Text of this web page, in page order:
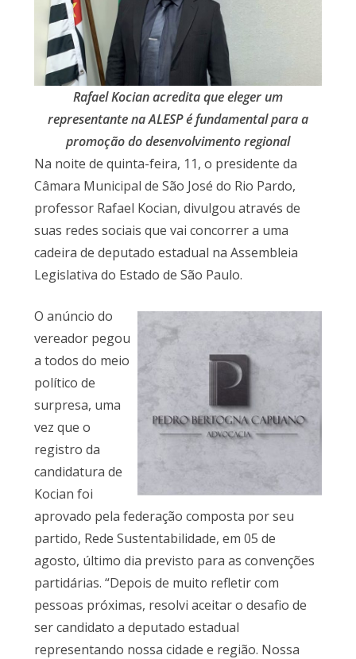
Rafael Kocian acredita que eleger um
representante na ALESP é fundamental para a
promoção do desenvolvimento regional
Na noite de quinta-feira, 11, o presidente da
Câmara Municipal de São José do Rio Pardo,
professor Rafael Kocian, divulgou através de
suas redes sociais que vai concorrer a uma
cadeira de deputado estadual na Assembleia
Legislativa do Estado de São Paulo.
O anúncio do
vereador pegou
a todos do meio
político de
surpresa, uma
vez que o
registro da
candidatura de
Kocian foi
aprovado pela federação composta por seu
partido, Rede Sustentabilidade, em 05 de
agosto, último dia previsto para as convenções
partidárias. “Depois de muito refletir com
pessoas próximas, resolvi aceitar o desafio de
ser candidato a deputado estadual
representando nossa cidade e região. Nossa